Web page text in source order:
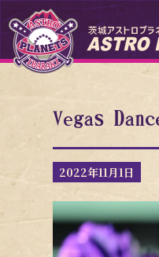
Vegas
2022年11月1日